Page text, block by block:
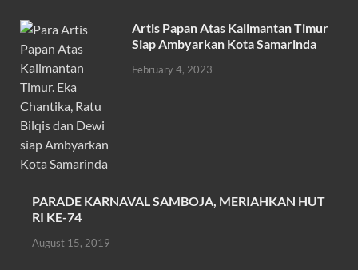
Artis Papan Atas Kalimantan Timur
Siap Ambyarkan Kota Samarinda
February 4, 2023
PARADE KARNAVAL SAMBOJA, MERIAHKAN HUT
RI KE-74
August 15, 2019